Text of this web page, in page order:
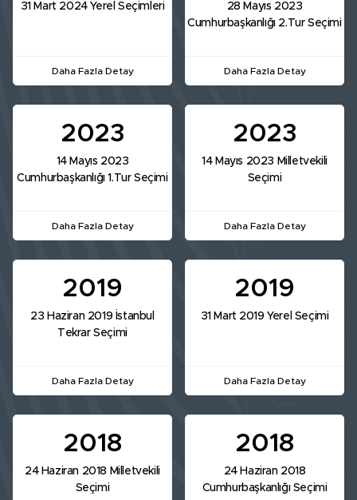
31 Mart 2024 Yerel Seçimleri
Daha Fazla Detay
28 Mayıs 2023
Cumhurbaşkanlığı 2.Tur Seçimi
Daha Fazla Detay
2023
14 Mayıs 2023
Cumhurbaşkanlığı 1.Tur Seçimi
Daha Fazla Detay
2023
14 Mayıs 2023 Milletvekili
Seçimi
Daha Fazla Detay
2019
23 Haziran 2019 İstanbul
Tekrar Seçimi
Daha Fazla Detay
2019
31 Mart 2019 Yerel Seçimi
Daha Fazla Detay
2018
24 Haziran 2018 Milletvekili
Seçimi
2018
24 Haziran 2018
Cumhurbaşkanlığı Seçimi